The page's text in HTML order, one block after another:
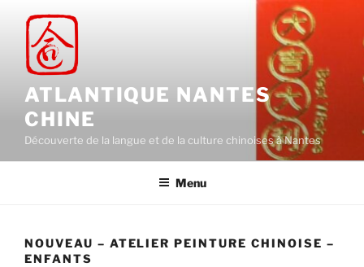
contenu
principal
ATLANTIQUE NANTES
CHINE
Découverte de la langue et de la culture chinoises à Nantes
Menu
NOUVEAU – ATELIER PEINTURE CHINOISE –
ENFANTS